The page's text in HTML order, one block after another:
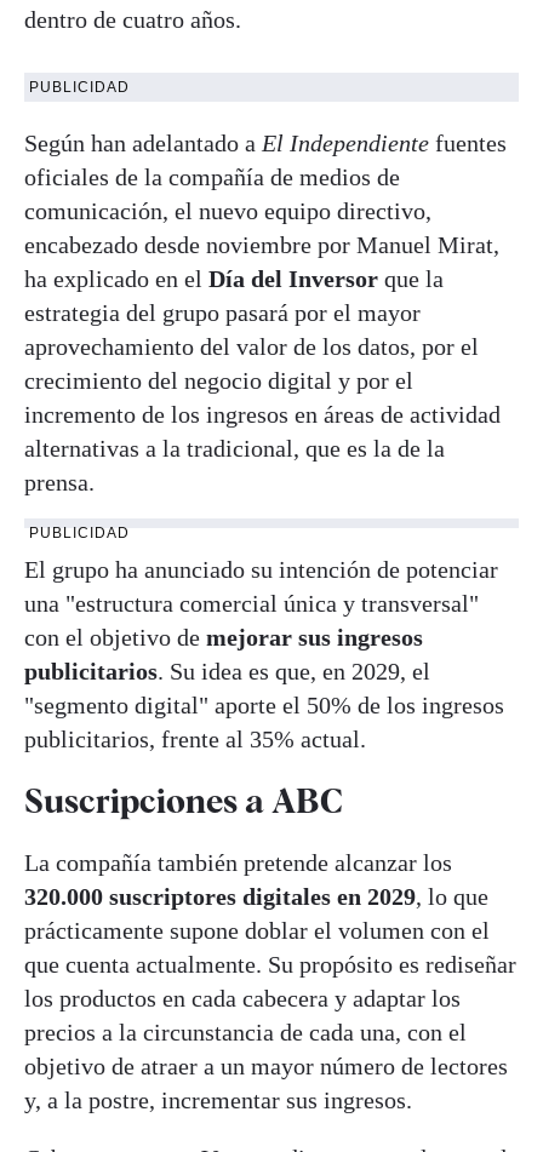
dentro de cuatro años.
PUBLICIDAD
Según han adelantado a El Independiente fuentes
oficiales de la compañía de medios de
comunicación, el nuevo equipo directivo,
encabezado desde noviembre por Manuel Mirat,
ha explicado en el Día del Inversor que la
estrategia del grupo pasará por el mayor
aprovechamiento del valor de los datos, por el
crecimiento del negocio digital y por el
incremento de los ingresos en áreas de actividad
alternativas a la tradicional, que es la de la
prensa.
PUBLICIDAD
El grupo ha anunciado su intención de potenciar
una "estructura comercial única y transversal"
con el objetivo de mejorar sus ingresos
publicitarios. Su idea es que, en 2029, el
"segmento digital" aporte el 50% de los ingresos
publicitarios, frente al 35% actual.
Suscripciones a ABC
La compañía también pretende alcanzar los
320.000 suscriptores digitales en 2029, lo que
prácticamente supone doblar el volumen con el
que cuenta actualmente. Su propósito es rediseñar
los productos en cada cabecera y adaptar los
precios a la circunstancia de cada una, con el
objetivo de atraer a un mayor número de lectores
y, a la postre, incrementar sus ingresos.